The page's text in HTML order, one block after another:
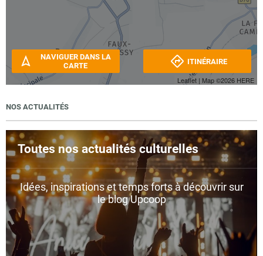
Leaflet | Map ©2026 HERE
NAVIGUER DANS LA
CARTE
ITINÉRAIRE
NOS ACTUALITÉS
Toutes nos actualités culturelles
Idées, inspirations et temps forts à découvrir sur
le blog Upcoop